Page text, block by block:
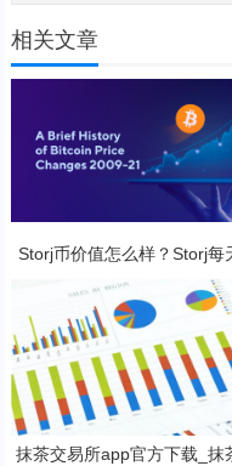
相关文章
Storj币价值怎么样？Storj每
挖几个币？
抹茶交易所app官方下载_抹